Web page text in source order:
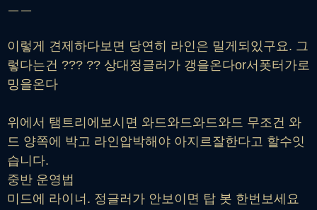
ㅡㅡ
이렇게 견제하다보면 당연히 라인은 밀게되있구요. 그
렇다는건 ??? ?? 상대정글러가 갱을온다or서폿터가로
밍을온다
위에서 탬트리에보시면 와드와드와드와드 무조건 와
드 양쪽에 박고 라인압박해야 아지르잘한다고 할수잇
습니다.
중반 운영법
미드에 라이너. 정글러가 안보이면 탑 봇 한번보세요